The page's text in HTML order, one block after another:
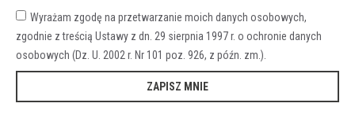
Wyrażam zgodę na przetwarzanie moich danych osobowych,
zgodnie z treścią Ustawy z dn. 29 sierpnia 1997 r. o ochronie danych
osobowych (Dz. U. 2002 r. Nr 101 poz. 926, z późn. zm.).
ZAPISZ MNIE